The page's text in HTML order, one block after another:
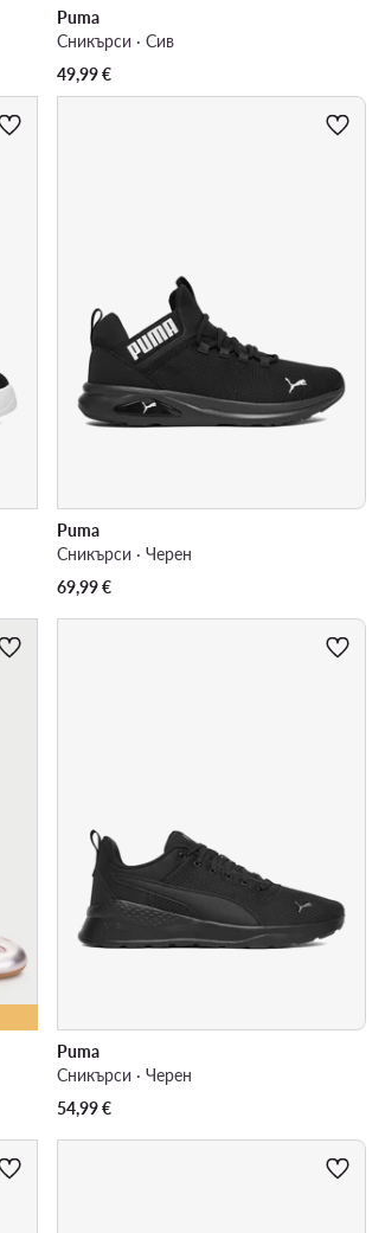
Puma
Сникърси · Сив
49,99€
Puma
Сникърси · Черен
69,99€
Puma
Сникърси · Черен
54,99€